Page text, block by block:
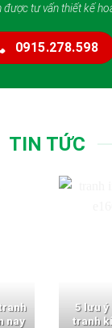
được tư vấn thiết kế
0915.278.598
TIN TỨC
nay
5 lưu
tranh